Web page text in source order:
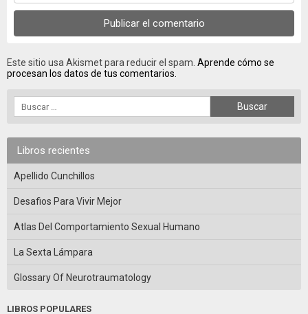
Este sitio usa Akismet para reducir el spam. Aprende cómo se
procesan los datos de tus comentarios.
Libros recientes
Apellido Cunchillos
Desafios Para Vivir Mejor
Atlas Del Comportamiento Sexual Humano
La Sexta Lámpara
Glossary Of Neurotraumatology
LIBROS POPULARES